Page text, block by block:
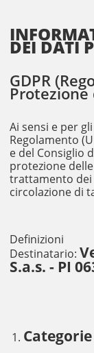
DEI DATI
GDPR
Ai sensi e per
Regolamento
e del Consiglio
protezione
trattamento dei
circolazione di
Definizioni
Destinatario:
S.a.s. - PI